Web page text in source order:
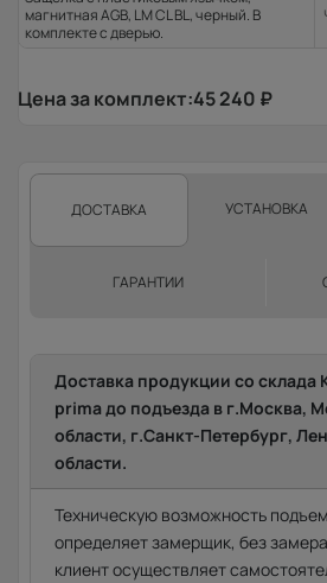
магнитная AGB, LM CL BL, черный. В
комплекте с дверью.
Цена за комплект:45 240 ₽
ДОСТАВКА УСТАНОВКА
ГАРАНТИИ
Доставка продукции со склада
prima до подъезда в г.Москва,
области, г.Санкт-Петербург,
области.
Техническую возможность
определяет замерщик, без
клиент осуществляет